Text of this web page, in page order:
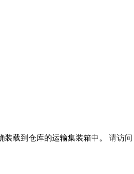
载到仓库的运输集装箱中。 请访问